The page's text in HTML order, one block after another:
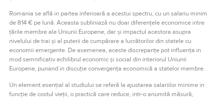
România se află în partea inferioară a acestui spectru, cu un salariu minim
de 814 € pe lună. Aceasta subliniază nu doar diferențele economice între
țările membre ale Uniunii Europene, dar și impactul acestora asupra
nivelului de trai și al puterii de cumpărare a lucrătorilor din statele cu
economii emergente. De asemenea, aceste discrepanțe pot influența în
mod semnificativ echilibrul economic și social din interiorul Uniunii
Europene, punând în discuție convergența economică a statelor membre.
Un element esențial al studiului se referă la ajustarea salariilor minime în
funcție de costul vieții, o practică care reduce, într-o anumită măsură,